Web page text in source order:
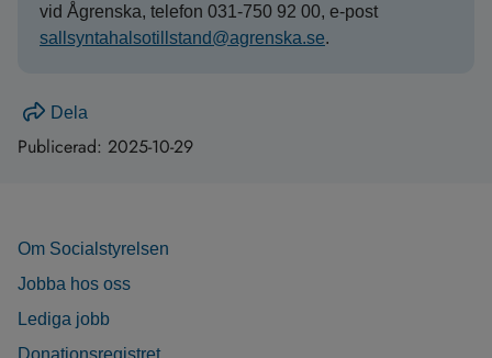
vid Ågrenska, telefon 031-750 92 00, e-post
sallsyntahalsotillstand@agrenska.se.
Dela
Publicerad: 2025-10-29
Om Socialstyrelsen
Jobba hos oss
Lediga jobb
Donationsregistret